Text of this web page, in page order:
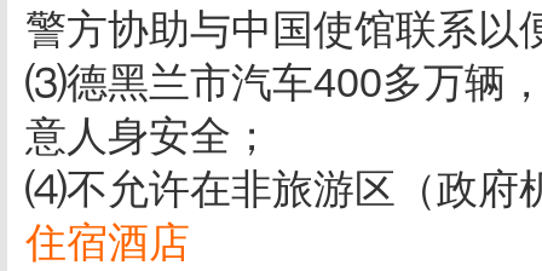
警方协助与中国使馆联系
⑶德黑兰市汽车400多万辆
意人身安全；
⑷不允许在非旅游区（政府
住宿酒店